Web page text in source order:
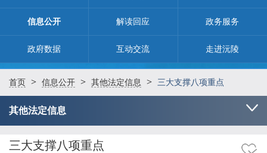
信息公开 解读回应 政务服务
政府数据 互动交流 走进沅陵
首页 > 信息公开 > 其他法定信息 > 三大支撑八项重点
其他法定信息
三大支撑八项重点